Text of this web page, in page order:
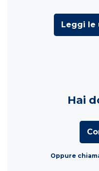
Leggi le
Hai
Oppure